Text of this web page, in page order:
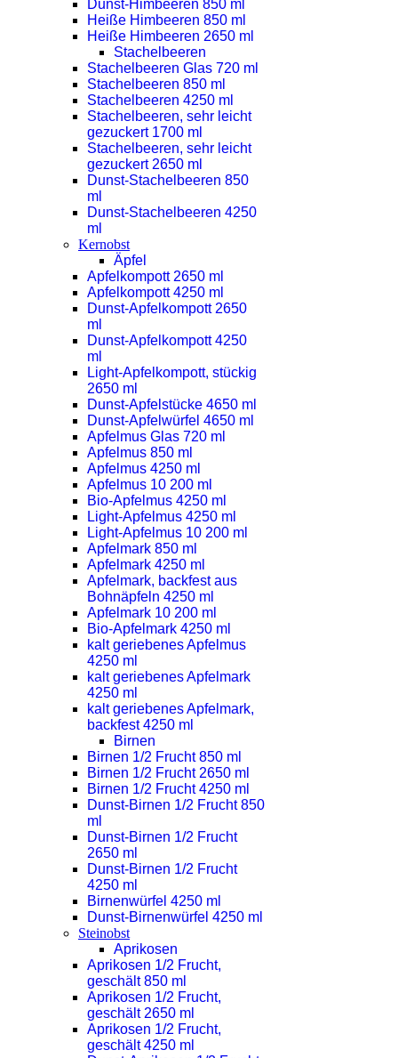
Dunst-Himbeeren 850 ml
Heiße Himbeeren 850 ml
Heiße Himbeeren 2650 ml
Stachelbeeren
Stachelbeeren Glas 720 ml
Stachelbeeren 850 ml
Stachelbeeren 4250 ml
Stachelbeeren, sehr leicht
gezuckert 1700 ml
Stachelbeeren, sehr leicht
gezuckert 2650 ml
Dunst-Stachelbeeren 850
ml
Dunst-Stachelbeeren 4250
ml
Kernobst
Äpfel
Apfelkompott 2650 ml
Apfelkompott 4250 ml
Dunst-Apfelkompott 2650
ml
Dunst-Apfelkompott 4250
ml
Light-Apfelkompott, stückig
2650 ml
Dunst-Apfelstücke 4650 ml
Dunst-Apfelwürfel 4650 ml
Apfelmus Glas 720 ml
Apfelmus 850 ml
Apfelmus 4250 ml
Apfelmus 10 200 ml
Bio-Apfelmus 4250 ml
Light-Apfelmus 4250 ml
Light-Apfelmus 10 200 ml
Apfelmark 850 ml
Apfelmark 4250 ml
Apfelmark, backfest aus
Bohnäpfeln 4250 ml
Apfelmark 10 200 ml
Bio-Apfelmark 4250 ml
kalt geriebenes Apfelmus
4250 ml
kalt geriebenes Apfelmark
4250 ml
kalt geriebenes Apfelmark,
backfest 4250 ml
Birnen
Birnen 1/2 Frucht 850 ml
Birnen 1/2 Frucht 2650 ml
Birnen 1/2 Frucht 4250 ml
Dunst-Birnen 1/2 Frucht 850
ml
Dunst-Birnen 1/2 Frucht
2650 ml
Dunst-Birnen 1/2 Frucht
4250 ml
Birnenwürfel 4250 ml
Dunst-Birnenwürfel 4250 ml
Steinobst
Aprikosen
Aprikosen 1/2 Frucht,
geschält 850 ml
Aprikosen 1/2 Frucht,
geschält 2650 ml
Aprikosen 1/2 Frucht,
geschält 4250 ml